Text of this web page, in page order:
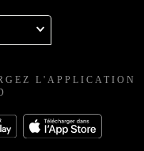
L'APPLICATION